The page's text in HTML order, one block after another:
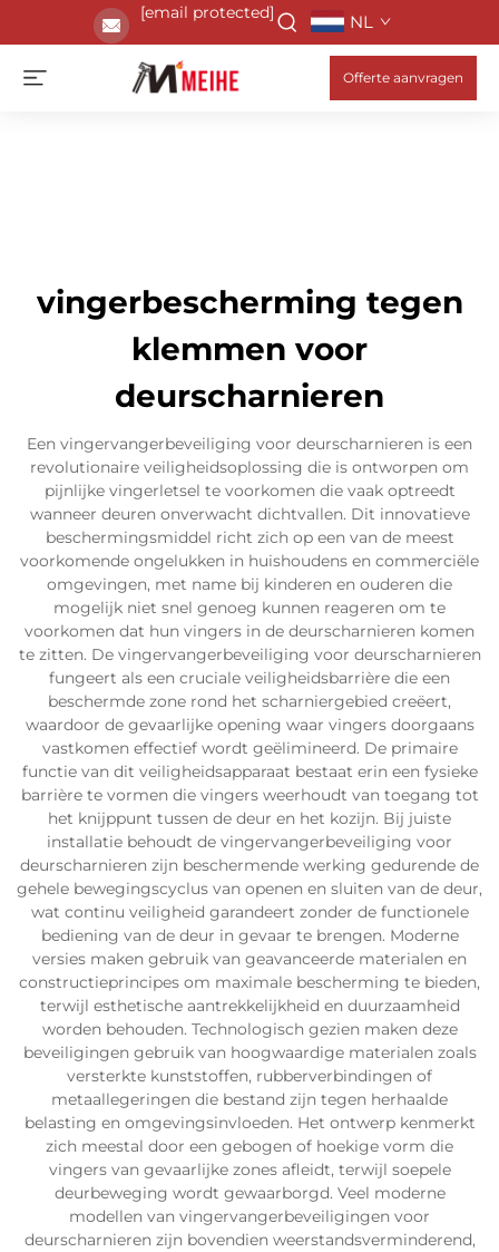
[email protected] NL
Offerte aanvragen
vingerbescherming tegen
klemmen voor
deurscharnieren
Een vingervangerbeveiliging voor deurscharnieren is een
revolutionaire veiligheidsoplossing die is ontworpen om
pijnlijke vingerletsel te voorkomen die vaak optreedt
wanneer deuren onverwacht dichtvallen. Dit innovatieve
beschermingsmiddel richt zich op een van de meest
voorkomende ongelukken in huishoudens en commerciële
omgevingen, met name bij kinderen en ouderen die
mogelijk niet snel genoeg kunnen reageren om te
voorkomen dat hun vingers in de deurscharnieren komen
te zitten. De vingervangerbeveiliging voor deurscharnieren
fungeert als een cruciale veiligheidsbarrière die een
beschermde zone rond het scharniergebied creëert,
waardoor de gevaarlijke opening waar vingers doorgaans
vastkomen effectief wordt geëlimineerd. De primaire
functie van dit veiligheidsapparaat bestaat erin een fysieke
barrière te vormen die vingers weerhoudt van toegang tot
het knijppunt tussen de deur en het kozijn. Bij juiste
installatie behoudt de vingervangerbeveiliging voor
deurscharnieren zijn beschermende werking gedurende de
gehele bewegingscyclus van openen en sluiten van de deur,
wat continu veiligheid garandeert zonder de functionele
bediening van de deur in gevaar te brengen. Moderne
versies maken gebruik van geavanceerde materialen en
constructieprincipes om maximale bescherming te bieden,
terwijl esthetische aantrekkelijkheid en duurzaamheid
worden behouden. Technologisch gezien maken deze
beveiligingen gebruik van hoogwaardige materialen zoals
versterkte kunststoffen, rubberverbindingen of
metaallegeringen die bestand zijn tegen herhaalde
belasting en omgevingsinvloeden. Het ontwerp kenmerkt
zich meestal door een gebogen of hoekige vorm die
vingers van gevaarlijke zones afleidt, terwijl soepele
deurbeweging wordt gewaarborgd. Veel moderne
modellen van vingervangerbeveiligingen voor
deurscharnieren zijn bovendien weerstandsverminderend,